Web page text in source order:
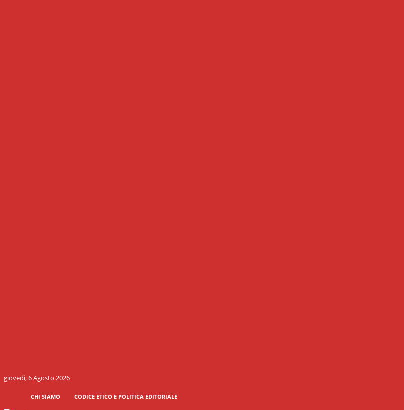
giovedì, 6 Agosto 2026
CHI SIAMO CODICE ETICO E POLITICA EDITORIALE